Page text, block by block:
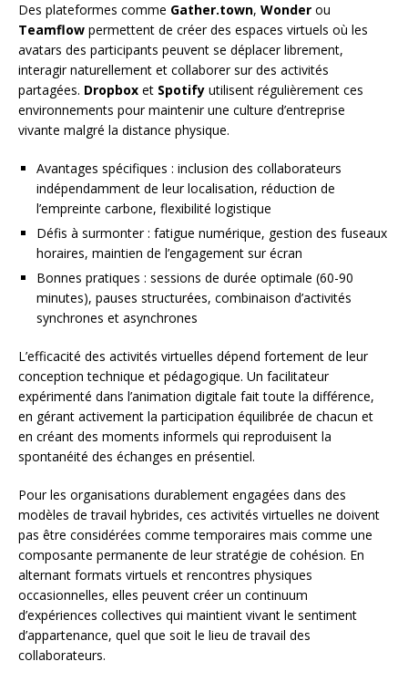
Des plateformes comme Gather.town, Wonder ou
Teamflow permettent de créer des espaces virtuels où les
avatars des participants peuvent se déplacer librement,
interagir naturellement et collaborer sur des activités
partagées. Dropbox et Spotify utilisent régulièrement ces
environnements pour maintenir une culture d’entreprise
vivante malgré la distance physique.
Avantages spécifiques : inclusion des collaborateurs
indépendamment de leur localisation, réduction de
l’empreinte carbone, flexibilité logistique
Défis à surmonter : fatigue numérique, gestion des fuseaux
horaires, maintien de l’engagement sur écran
Bonnes pratiques : sessions de durée optimale (60-90
minutes), pauses structurées, combinaison d’activités
synchrones et asynchrones
L’efficacité des activités virtuelles dépend fortement de leur
conception technique et pédagogique. Un facilitateur
expérimenté dans l’animation digitale fait toute la différence,
en gérant activement la participation équilibrée de chacun et
en créant des moments informels qui reproduisent la
spontanéité des échanges en présentiel.
Pour les organisations durablement engagées dans des
modèles de travail hybrides, ces activités virtuelles ne doivent
pas être considérées comme temporaires mais comme une
composante permanente de leur stratégie de cohésion. En
alternant formats virtuels et rencontres physiques
occasionnelles, elles peuvent créer un continuum
d’expériences collectives qui maintient vivant le sentiment
d’appartenance, quel que soit le lieu de travail des
collaborateurs.